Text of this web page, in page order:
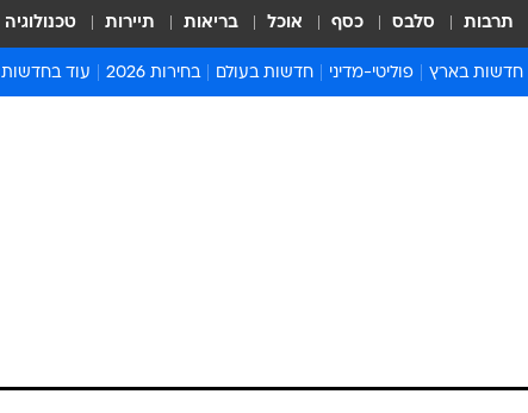
תרבות סלבס כסף אוכל בריאות תיירות טכנולוגיה
חדשות בארץ פוליטי-מדיני חדשות בעולם בחירות 2026 עוד בחדשות